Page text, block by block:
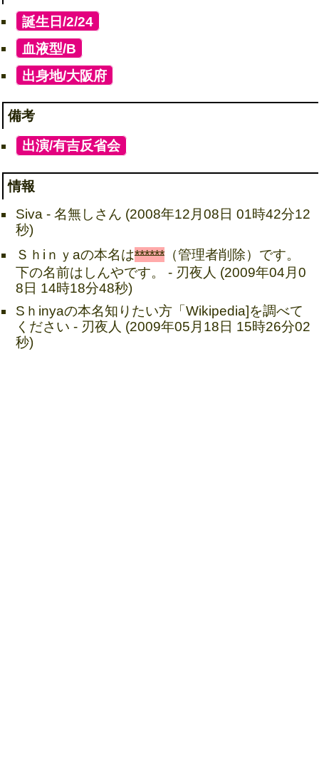
誕生日/2/24]
血液型/B
出身地/大阪府]
備考
出演/有吉反省会]
情報
Siva - 名無しさん (2008年12月08日 01時42分12
秒)
Ｓｈiｎｙaの本名は******（管理者削除）です。
下の名前はしんやです。 - 刃夜人 (2009年04月0
8日 14時18分48秒)
Sｈinyaの本名知りたい方「Wikipedia]を調べて
ください - 刃夜人 (2009年05月18日 15時26分02
秒)